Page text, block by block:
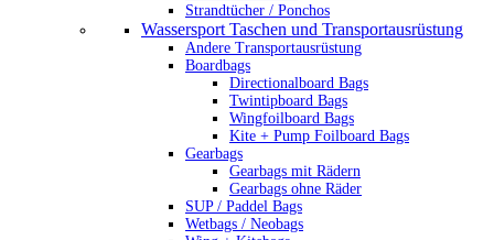
Strandtücher / Ponchos
Wassersport Taschen und Transportausrüstung
Andere Transportausrüstung
Boardbags
Directionalboard Bags
Twintipboard Bags
Wingfoilboard Bags
Kite + Pump Foilboard Bags
Gearbags
Gearbags mit Rädern
Gearbags ohne Räder
SUP / Paddel Bags
Wetbags / Neobags